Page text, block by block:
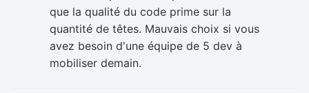
que la qualité du code prime sur la
quantité de têtes. Mauvais choix si vous
avez besoin d'une équipe de 5 dev à
mobiliser demain.